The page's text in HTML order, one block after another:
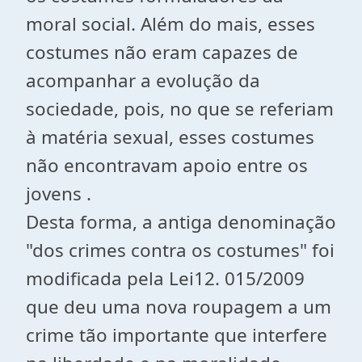
moral social. Além do mais, esses
costumes não eram capazes de
acompanhar a evolução da
sociedade, pois, no que se referiam
à matéria sexual, esses costumes
não encontravam apoio entre os
jovens .
Desta forma, a antiga denominação
"dos crimes contra os costumes" foi
modificada pela Lei12. 015/2009
que deu uma nova roupagem a um
crime tão importante que interfere